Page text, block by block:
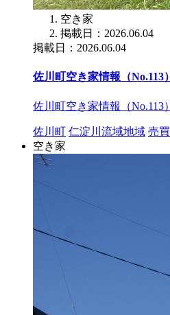
空き家
掲載日：2026.06.04
掲載日：2026.06.04
佐川町空き家情報（No.113）
佐川町空き家情報（No.113）
佐川町 仁淀川流域地域 売買
空き家